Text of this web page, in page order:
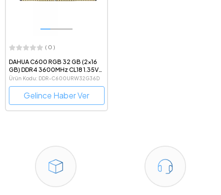
( 0 )
DAHUA C600 RGB 32 GB (2x16
GB) DDR4 3600MHz CL18 1.35V
Beyaz Ram - DDR-
C600URW32G36D
Ürün Kodu: DDR-C600URW32G36D
Gelince Haber Ver